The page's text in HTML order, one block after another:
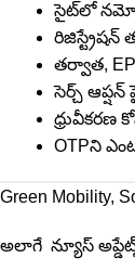
సైట్‌లో
తర్వాత,
సెర్చ్
ధ్రువీకరణ
OTPని
Green Mobility,
అలాగే న్యూస్